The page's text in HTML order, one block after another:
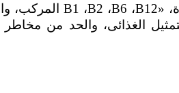
الغذائى، والحد من